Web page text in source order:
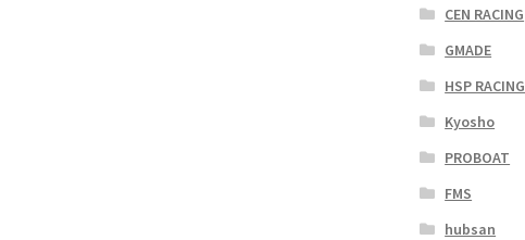
CEN RACING
GMADE
HSP RACING
Kyosho
PROBOAT
FMS
hubsan